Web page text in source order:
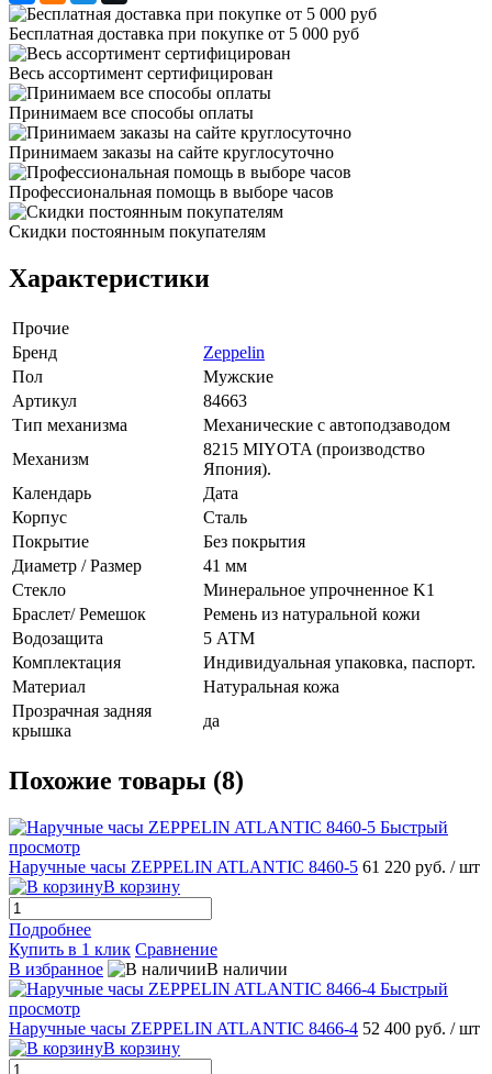
Бесплатная доставка при покупке от 5 000 руб
Весь ассортимент сертифицирован
Принимаем все способы оплаты
Принимаем заказы на сайте круглосуточно
Профессиональная помощь в выборе часов
Скидки постоянным покупателям
Характеристики
Прочие
Бренд
Zeppelin
Пол
Мужские
Артикул
84663
Тип механизма
Механические с автоподзаводом
Механизм
8215 MIYOTA (производство
Япония).
Календарь
Дата
Корпус
Сталь
Покрытие
Без покрытия
Диаметр / Размер
41 мм
Стекло
Минеральное упрочненное K1
Браслет/ Ремешок
Ремень из натуральной кожи
Водозащита
5 АТМ
Комплектация
Индивидуальная упаковка, паспорт.
Материал
Натуральная кожа
Прозрачная задняя
крышка
да
Похожие товары (8)
Быстрый
просмотр
Наручные часы ZEPPELIN ATLANTIC 8460-5 61 220 руб. / шт
В корзину
Подробнее
Купить в 1 клик Сравнение
В избранное
В наличии
Быстрый
просмотр
Наручные часы ZEPPELIN ATLANTIC 8466-4 52 400 руб. / шт
В корзину